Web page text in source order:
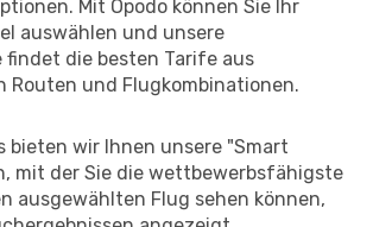
Mit Opodo können Sie Ihr
auswählen und unsere
findet die besten Tarife aus
Routen und Flugkombinationen.
bieten wir Ihnen unsere "Smart
mit der Sie die wettbewerbsfähigste
ausgewählten Flug sehen können,